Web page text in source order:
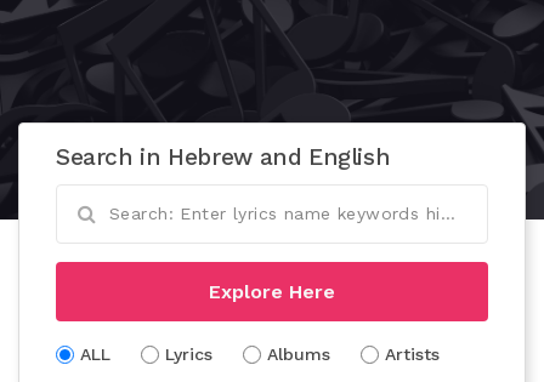
Search in Hebrew and English
Explore Here
ALL Lyrics Albums Artists